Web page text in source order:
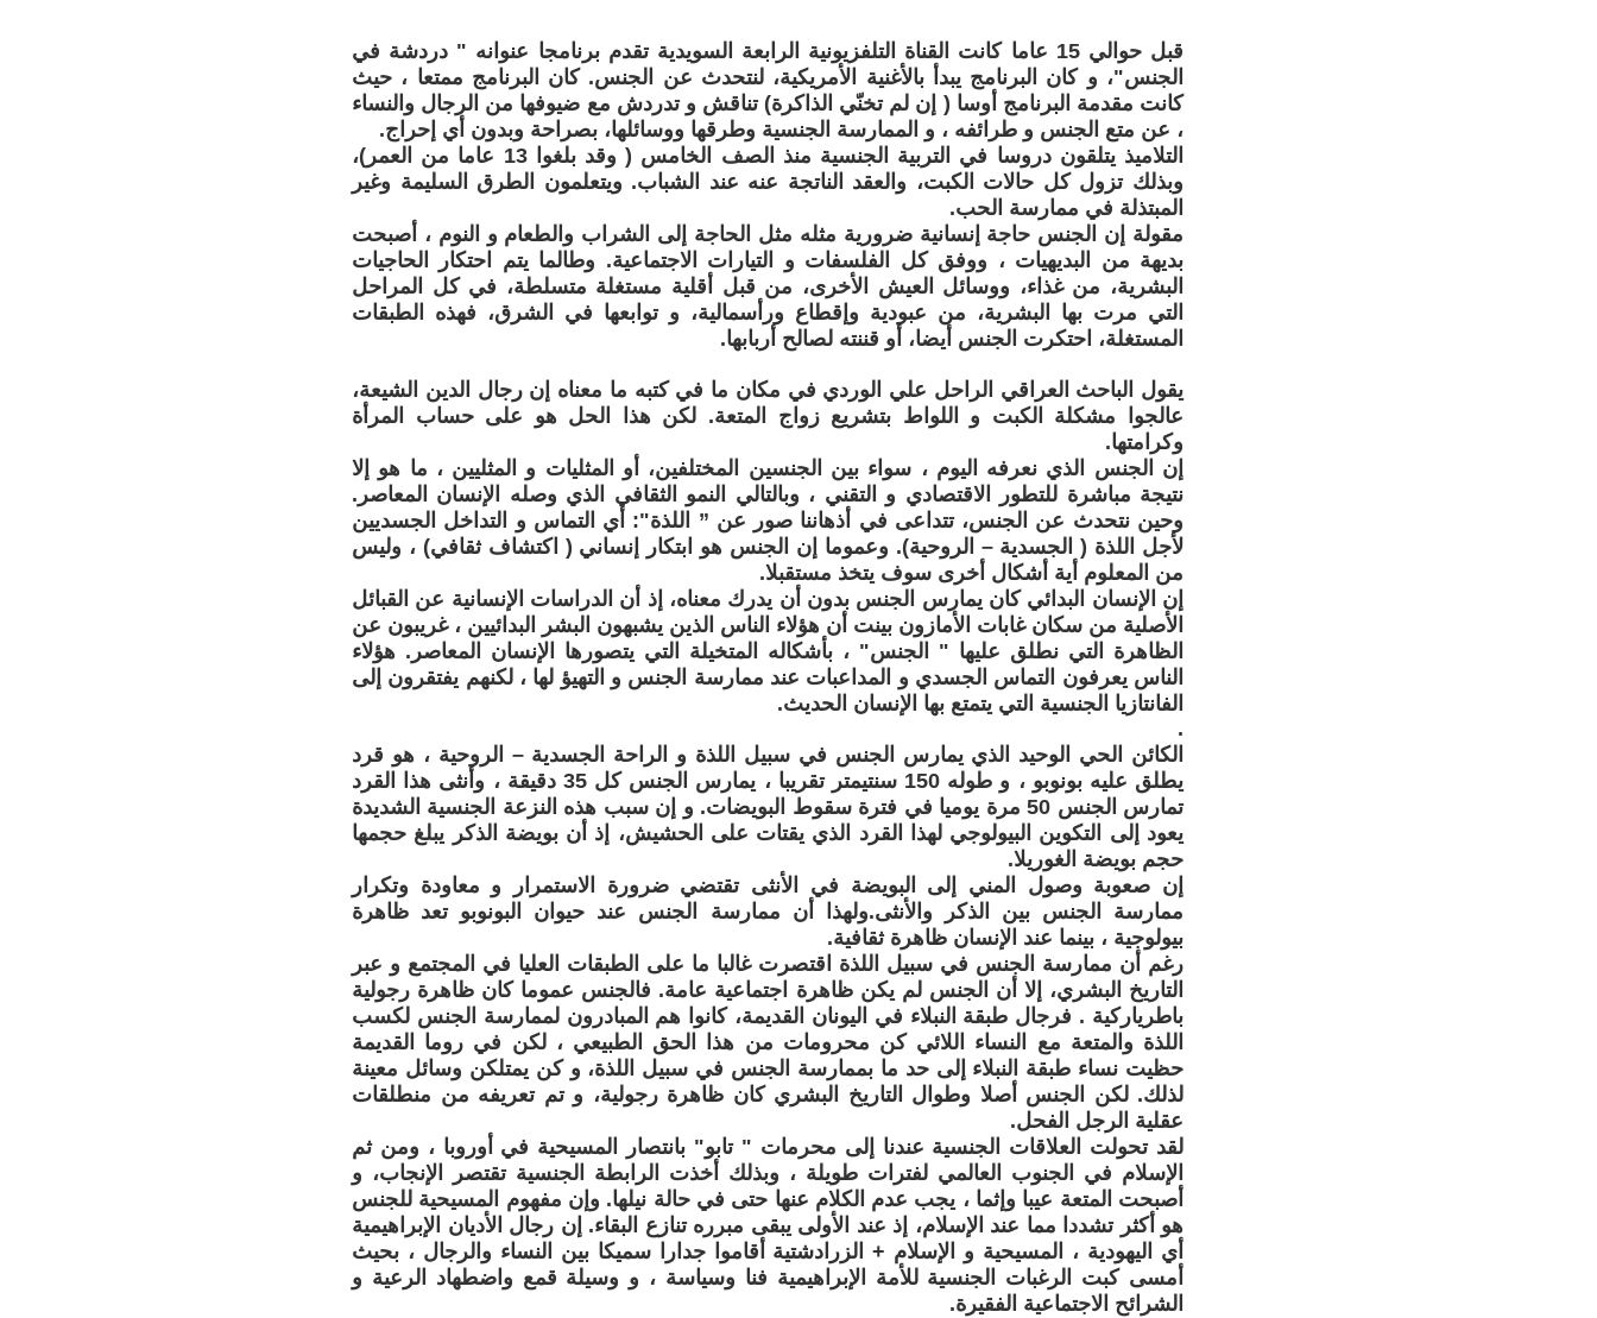
قبل حوالي 15 عاما كانت القناة التلفزيونية الرابعة السويدية تقدم برنامجا عنوانه " دردشة في
الجنس"، و كان البرنامج يبدأ بالأغنية الأمريكية، لنتحدث عن الجنس. كان البرنامج ممتعا ، حيث
كانت مقدمة البرنامج أوسا ( إن لم تخنّي الذاكرة) تناقش و تدردش مع ضيوفها من الرجال والنساء
، عن متع الجنس و طرائفه ، و الممارسة الجنسية وطرقها ووسائلها، بصراحة وبدون أي إحراج.
التلاميذ يتلقون دروسا في التربية الجنسية منذ الصف الخامس ( وقد بلغوا 13 عاما من العمر)،
وبذلك تزول كل حالات الكبت، والعقد الناتجة عنه عند الشباب. ويتعلمون الطرق السليمة وغير
المبتذلة في ممارسة الحب.
مقولة إن الجنس حاجة إنسانية ضرورية مثله مثل الحاجة إلى الشراب والطعام و النوم ، أصبحت
بديهة من البديهيات ، ووفق كل الفلسفات و التيارات الاجتماعية. وطالما يتم احتكار الحاجيات
البشرية، من غذاء، ووسائل العيش الأخرى، من قبل أقلية مستغلة متسلطة، في كل المراحل
التي مرت بها البشرية، من عبودية وإقطاع ورأسمالية، و توابعها في الشرق، فهذه الطبقات
المستغلة، احتكرت الجنس أيضا، أو قننته لصالح أربابها.
يقول الباحث العراقي الراحل علي الوردي في مكان ما في كتبه ما معناه إن رجال الدين الشيعة،
عالجوا مشكلة الكبت و اللواط بتشريع زواج المتعة. لكن هذا الحل هو على حساب المرأة
وكرامتها.
إن الجنس الذي نعرفه اليوم ، سواء بين الجنسين المختلفين، أو المثليات و المثليين ، ما هو إلا
نتيجة مباشرة للتطور الاقتصادي و التقني ، وبالتالي النمو الثقافي الذي وصله الإنسان المعاصر.
وحين نتحدث عن الجنس، تتداعى في أذهاننا صور عن ” اللذة": أي التماس و التداخل الجسديين
لأجل اللذة ( الجسدية – الروحية). وعموما إن الجنس هو ابتكار إنساني ( اكتشاف ثقافي) ، وليس
من المعلوم أية أشكال أخرى سوف يتخذ مستقبلا.
إن الإنسان البدائي كان يمارس الجنس بدون أن يدرك معناه، إذ أن الدراسات الإنسانية عن القبائل
الأصلية من سكان غابات الأمازون بينت أن هؤلاء الناس الذين يشبهون البشر البدائيين ، غريبون عن
الظاهرة التي نطلق عليها " الجنس" ، بأشكاله المتخيلة التي يتصورها الإنسان المعاصر. هؤلاء
الناس يعرفون التماس الجسدي و المداعبات عند ممارسة الجنس و التهيؤ لها ، لكنهم يفتقرون إلى
الفانتازيا الجنسية التي يتمتع بها الإنسان الحديث.
.
الكائن الحي الوحيد الذي يمارس الجنس في سبيل اللذة و الراحة الجسدية – الروحية ، هو قرد
يطلق عليه بونوبو ، و طوله 150 سنتيمتر تقريبا ، يمارس الجنس كل 35 دقيقة ، وأنثى هذا القرد
تمارس الجنس 50 مرة يوميا في فترة سقوط البويضات. و إن سبب هذه النزعة الجنسية الشديدة
يعود إلى التكوين البيولوجي لهذا القرد الذي يقتات على الحشيش، إذ أن بويضة الذكر يبلغ حجمها
حجم بويضة الغوريلا.
إن صعوبة وصول المني إلى البويضة في الأنثى تقتضي ضرورة الاستمرار و معاودة وتكرار
ممارسة الجنس بين الذكر والأنثى.ولهذا أن ممارسة الجنس عند حيوان البونوبو تعد ظاهرة
بيولوجية ، بينما عند الإنسان ظاهرة ثقافية.
رغم أن ممارسة الجنس في سبيل اللذة اقتصرت غالبا ما على الطبقات العليا في المجتمع و عبر
التاريخ البشري، إلا أن الجنس لم يكن ظاهرة اجتماعية عامة. فالجنس عموما كان ظاهرة رجولية
باطرياركية . فرجال طبقة النبلاء في اليونان القديمة، كانوا هم المبادرون لممارسة الجنس لكسب
اللذة والمتعة مع النساء اللائي كن محرومات من هذا الحق الطبيعي ، لكن في روما القديمة
حظيت نساء طبقة النبلاء إلى حد ما بممارسة الجنس في سبيل اللذة، و كن يمتلكن وسائل معينة
لذلك. لكن الجنس أصلا وطوال التاريخ البشري كان ظاهرة رجولية، و تم تعريفه من منطلقات
عقلية الرجل الفحل.
لقد تحولت العلاقات الجنسية عندنا إلى محرمات " تابو" بانتصار المسيحية في أوروبا ، ومن ثم
الإسلام في الجنوب العالمي لفترات طويلة ، وبذلك أخذت الرابطة الجنسية تقتصر الإنجاب، و
أصبحت المتعة عيبا وإثما ، يجب عدم الكلام عنها حتى في حالة نيلها. وإن مفهوم المسيحية للجنس
هو أكثر تشددا مما عند الإسلام، إذ عند الأولى يبقى مبرره تنازع البقاء. إن رجال الأديان الإبراهيمية
أي اليهودية ، المسيحية و الإسلام + الزرادشتية أقاموا جدارا سميكا بين النساء والرجال ، بحيث
أمسى كبت الرغبات الجنسية للأمة الإبراهيمية فنا وسياسة ، و وسيلة قمع واضطهاد الرعية و
الشرائح الاجتماعية الفقيرة.